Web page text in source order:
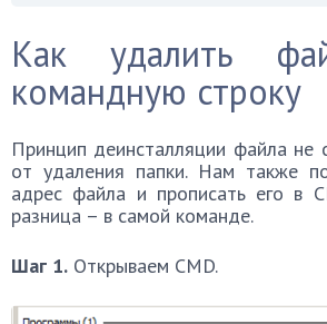
Как удалить
командную строку
Принцип деинсталляции файла не
от удаления папки. Нам также
адрес файла и прописать его в
разница – в самой команде.
Шаг 1. Открываем CMD.